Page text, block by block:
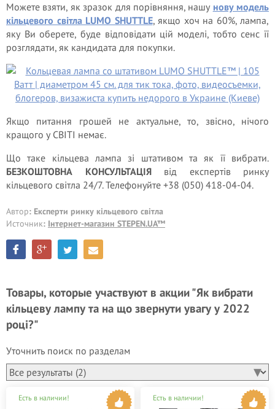
Можете взяти, як зразок для порівняння, нашу нову модель
кільцевого світла LUMO SHUTTLE, якщо хоч на 60%, лампа,
яку Ви оберете, буде відповідати цій моделі, тобто сенс її
розглядати, як кандидата для покупки.
Якщо питання грошей не актуальне, то, звісно, нічого
кращого у СВІТІ немає.
Що таке кільцева лампа зі штативом та як її вибрати.
БЕЗКОШТОВНА КОНСУЛЬТАЦІЯвід експертів ринку
кільцевого світла 24/7. Телефонуйте +38 (050) 418-04-04.
Автор: Експерти ринку кільцевого світла
Источник: Інтернет-магазин STEPEN.UA™
Товары, которые участвуют в акции "Як вибрати
кільцеву лампу та на що звернути увагу у 2022
році?"
Уточнить поиск по разделам
Есть в наличии! Есть в наличии!